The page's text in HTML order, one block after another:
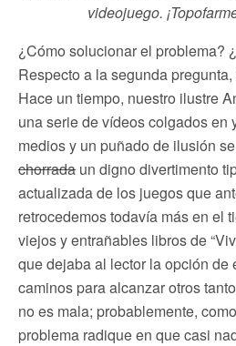
videojuego.
¿Cómo solucionar el problema?
Respecto a la segunda
Hace un tiempo, nuestro ilustre
una serie de vídeos colgados en
medios y un puñado de ilusión
chorrada un digno divertimento
actualizada de los juegos que
retrocedemos todavía más en el
viejos y entrañables libros de
que dejaba al lector la opción de
caminos para alcanzar otros
no es mala; probablemente,
problema radique en que casi